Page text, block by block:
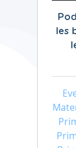
les